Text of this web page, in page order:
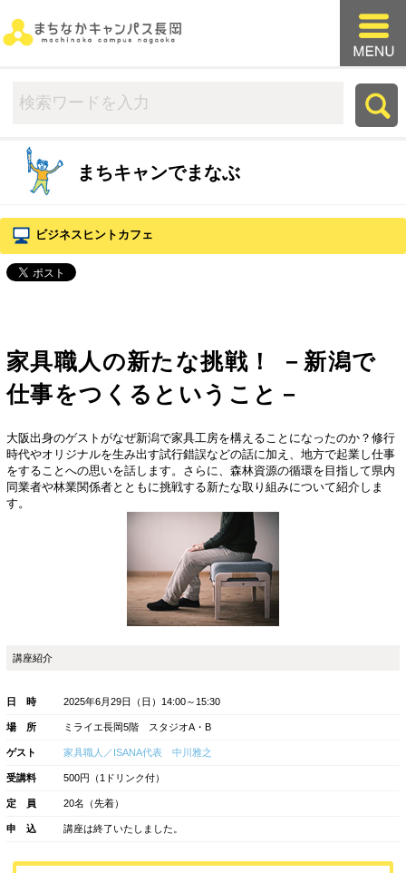
まちキャンでまなぶ
家具職人の新たな挑戦！
仕事をつくるということ
大阪出身のゲストがなぜ新潟で家具工房を構えるこ
時代やオリジナルを生み出す試行錯誤などの話に加
同業者や林業関係者とともに挑戦する新たな取り組
す。